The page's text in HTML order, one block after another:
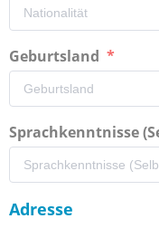
Geburtsland
Sprachkenntnisse
Adresse